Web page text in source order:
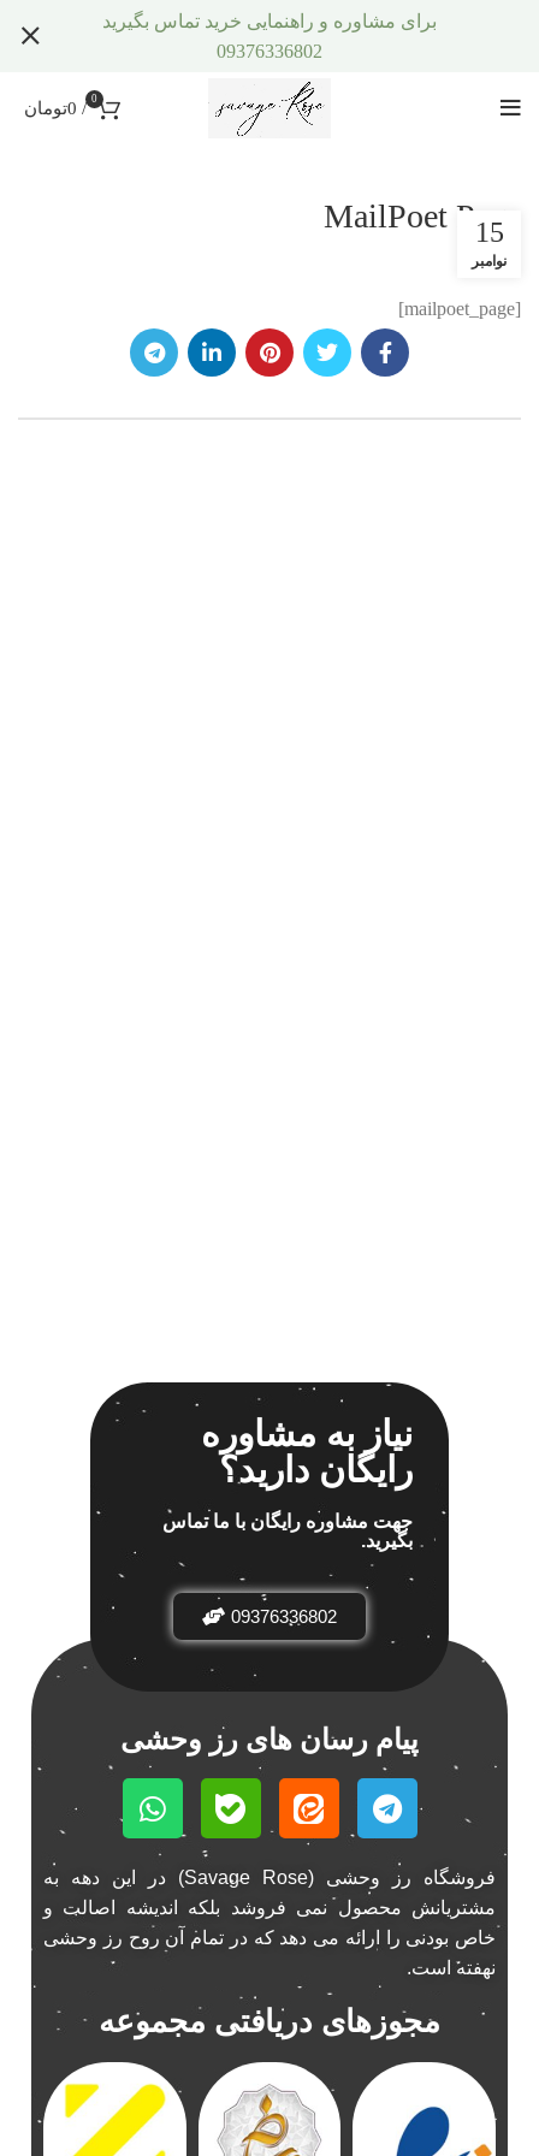
0
/
0تومان
MailPoet Page
15
نوامبر
[mailpoet_page]
نیاز به مشاوره
رایگان دارید؟
جهت مشاوره رایگان با ما تماس
بگیرید.
09376336802
پیام رسان های رز وحشی
فروشگاه رز وحشی (Savage Rose) در این دهه به
مشتریانش محصول نمی فروشد بلکه اندیشه اصالت و
خاص بودنی را ارائه می دهد که در تمام آن روح رز وحشی
نهفته است.
مجوزهای دریافتی مجموعه
برای مشاوره و راهنمایی خرید تماس بگیرید
09376336802